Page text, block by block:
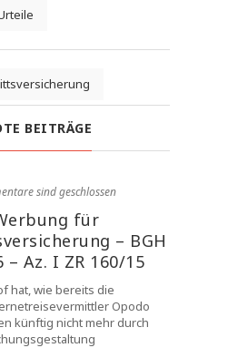
BEITRÄGE
sind geschlossen
für
– BGH
– Az. I ZR 160/15
hat, wie bereits die
Opodo
künftig nicht mehr durch